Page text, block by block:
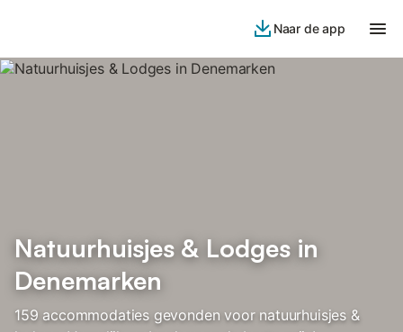
Naar de app
Natuurhuisjes & Lodges in
Denemarken
159 accommodaties gevonden voor natuurhuisjes &